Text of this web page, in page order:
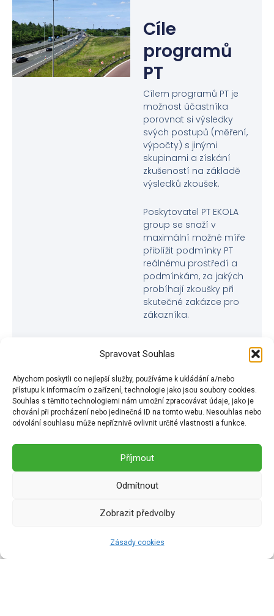
Spravovat Souhlas
Abychom poskytli co nejlepší služby, používáme k ukládání a/nebo
přístupu k informacím o zařízení, technologie jako jsou soubory cookies.
Souhlas s těmito technologiemi nám umožní zpracovávat údaje, jako je
chování při procházení nebo jedinečná ID na tomto webu. Nesouhlas nebo
odvolání souhlasu může nepříznivě ovlivnit určité vlastnosti a funkce.
Příjmout
Odmítnout
Zobrazit předvolby
Zásady cookies
Cíle
programů
PT
Cílem programů PT je
možnost účastníka
porovnat si výsledky
svých postupů (měření,
výpočty) s jinými
skupinami a získání
zkušeností na základě
výsledků zkoušek.
Poskytovatel PT EKOLA
group se snaží v
maximální možné míře
přiblížit podmínky PT
reálnému prostředí a
podmínkám, za jakých
probíhají zkoušky při
skutečné zakázce pro
zákazníka.
Podmínka
uskutečnění
programu
PT
uskutečnění programu
PT je minimální počet 4
nedostatečného počtu